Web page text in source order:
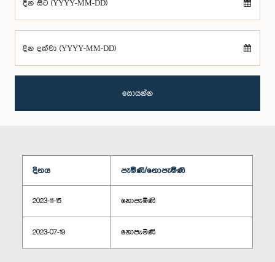
දින සිට (YYYY-MM-DD)
දින දක්වා (YYYY-MM-DD)
සොයන්න
දිනය පැමිණි/නොපැමිණි
2023-11-15 නොපැමිණි
2023-07-19 නොපැමිණි